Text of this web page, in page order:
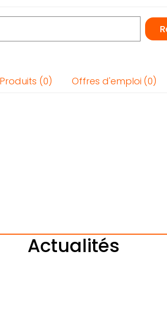
Produits Offres d'emploi
Actualités